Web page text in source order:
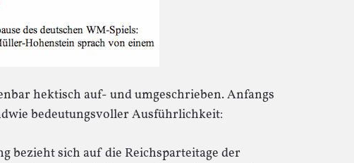
hektisch auf- und umgeschrieben. Anfangs
bedeutungsvoller Ausführlichkeit:
bezieht sich auf die Reichsparteitage der